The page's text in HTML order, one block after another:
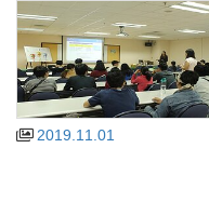
2019.11.01